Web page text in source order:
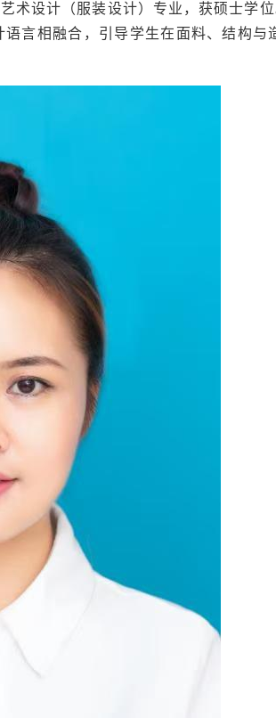
术设计（服装设计）专业，获硕士学
言相融合，引导学生在面料、结构